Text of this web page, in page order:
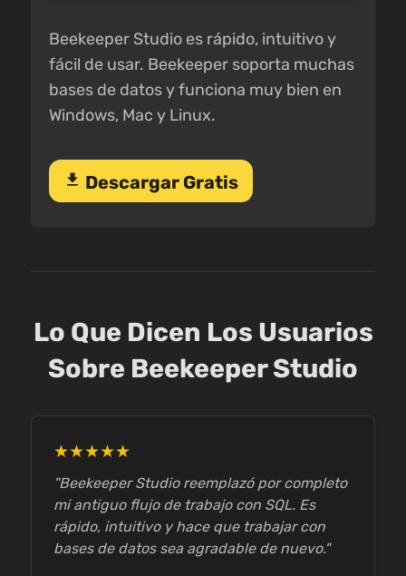
Beekeeper Studio es rápido, intuitivo y
fácil de usar. Beekeeper soporta muchas
bases de datos y funciona muy bien en
Windows, Mac y Linux.
download Descargar Gratis
Lo Que Dicen Los Usuarios
Sobre Beekeeper Studio
★★★★★
"Beekeeper Studio reemplazó por completo
mi antiguo flujo de trabajo con SQL. Es
rápido, intuitivo y hace que trabajar con
bases de datos sea agradable de nuevo."